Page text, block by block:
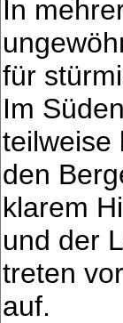
In
für
Im
teilweise
den
klarem
und der
treten
auf.